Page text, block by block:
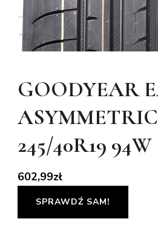
GOODYEAR
245/40R19 94W
602,99zł
SPRAWDŹ SAM!